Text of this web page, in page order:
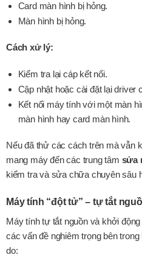
Card màn hình bị hỏng.
Màn hình bị hỏng.
Cách xử lý:
Kiểm tra lại cáp kết nối.
Cập nhật hoặc cài đặt lại driver
Kết nối máy tính với một màn
màn hình hay card màn hình.
Nếu đã thử các cách trên mà vẫn
mang máy đến các trung tâm sửa
kiểm tra và sửa chữa chuyên sâu
Máy tính “đột tử” – tự tắt
Máy tính tự tắt nguồn và khởi
các vấn đề nghiêm trọng bên
do: